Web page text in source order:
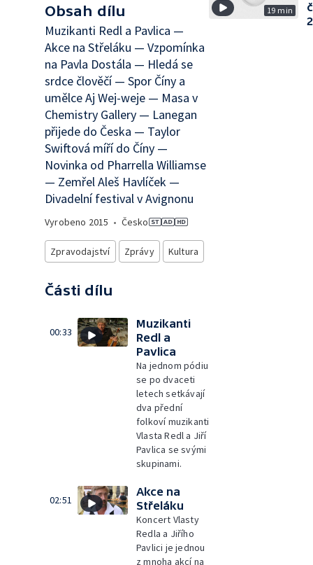
Obsah dílu
Muzikanti Redl a Pavlica —
Akce na Střeláku — Vzpomínka
na Pavla Dostála — Hledá se
srdce člověčí — Spor Číny a
umělce Aj Wej-weje — Masa v
Chemistry Gallery — Lanegan
přijede do Česka — Taylor
Swiftová míří do Číny —
Novinka od Pharrella Williamse
— Zemřel Aleš Havlíček —
Divadelní festival v Avignonu
Vyrobeno 2015 • Česko
Zpravodajství Zprávy Kultura
Části dílu
00:33
Muzikanti
Redl a
Pavlica
Na jednom pódiu
se po dvaceti
letech setkávají
dva přední
folkoví muzikanti
Vlasta Redl a Jiří
Pavlica se svými
skupinami.
02:51
Akce na
Střeláku
Koncert Vlasty
Redla a Jiřího
Pavlici je jednou
z mnoha akcí na
19 min